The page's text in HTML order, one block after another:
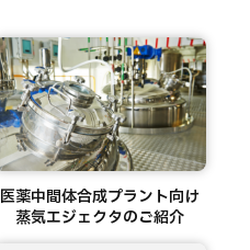
医薬中間体合成プラント向け
蒸気エジェクタのご紹介